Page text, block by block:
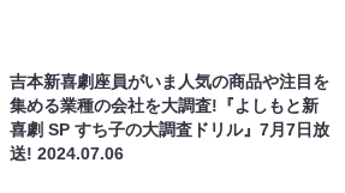
吉本新喜劇座員がいま人気の商品や注目を
集める業種の会社を大調査!『よしもと新
喜劇 SP すち子の大調査ドリル』7月7日放
送!2024.07.06